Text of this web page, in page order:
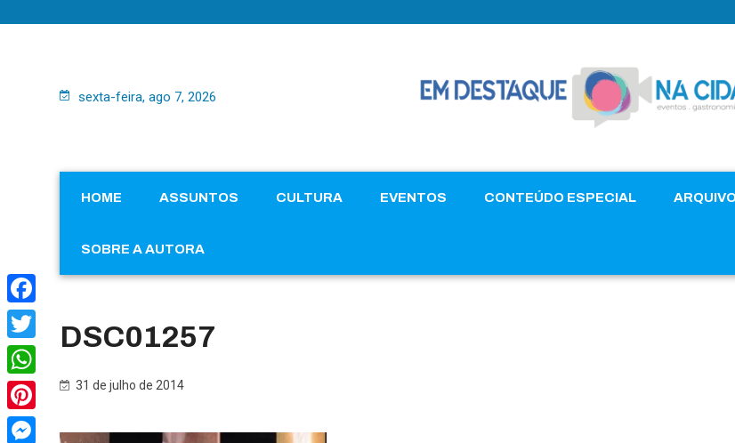
sexta-feira, ago 7, 2026
HOME ASSUNTOS CULTURA EVENTOS CONTEÚDO ESPECIAL
SOBRE A AUTORA
DSC01257
31 de julho de 2014
Facebook
Twitter
WhatsApp
Pinterest